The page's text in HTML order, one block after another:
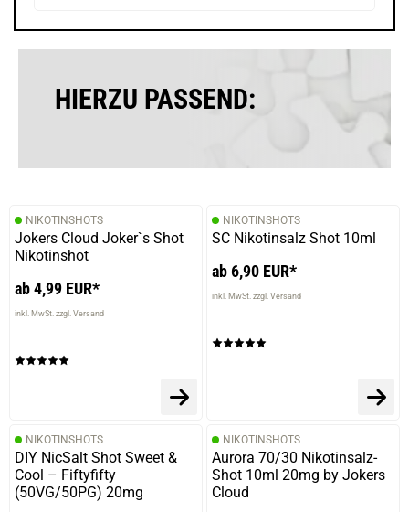
HIERZU PASSEND:
NIKOTINSHOTS
Jokers Cloud Joker`s Shot
Nikotinshot
ab 4,99 EUR*
inkl. MwSt. zzgl. Versand
NIKOTINSHOTS
SC Nikotinsalz Shot 10ml
ab 6,90 EUR*
inkl. MwSt. zzgl. Versand
NIKOTINSHOTS
DIY NicSalt Shot Sweet &
Cool – Fiftyfifty
(50VG/50PG) 20mg
NIKOTINSHOTS
Aurora 70/30 Nikotinsalz-
Shot 10ml 20mg by Jokers
Cloud